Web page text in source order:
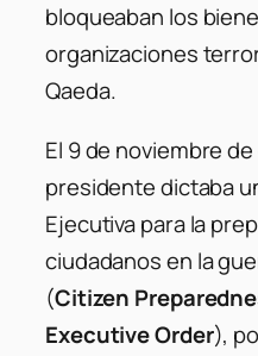
bloqueaban los
organizaciones
Qaeda.
El 9 de noviembre
presidente dictaba
Ejecutiva para la
ciudadanos en la
(Citizen
Executive Order),